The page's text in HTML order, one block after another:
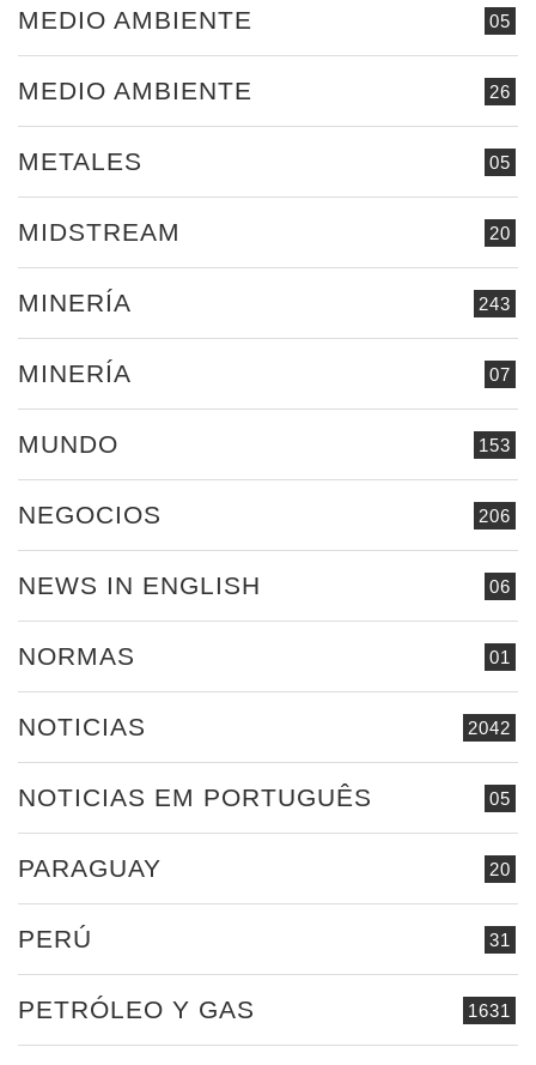
05
MEDIO AMBIENTE
26
MEDIO AMBIENTE
05
METALES
20
MIDSTREAM
243
MINERÍA
07
MINERÍA
153
MUNDO
206
NEGOCIOS
06
NEWS IN ENGLISH
01
NORMAS
2042
NOTICIAS
05
NOTICIAS EM PORTUGUÊS
20
PARAGUAY
31
PERÚ
1631
PETRÓLEO Y GAS